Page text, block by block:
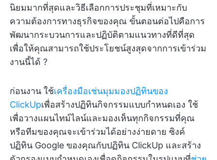
นิยมมากที่สุดและวิธีเลือกการประชุมที่เหมาะกับ
ความต้องการทางธุรกิจของคุณ ขั้นตอนต่อไปคือการ
พัฒนากระบวนการและปฏิบัติตามแนวทางที่ดีที่สุด
เพื่อให้คุณสามารถใช้ประโยชน์สูงสุดจากการเข้าร่วม
งานนี้ได้ ?
ก่อนงาน ใช้เครื่องมือเช่นมุมมองปฏิทินของ
ClickUpเพื่อสร้างปฏิทินกิจกรรมแบบกำหนดเอง ใช้
เพื่อวางแผนไทม์ไลน์และมองเห็นทุกกิจกรรมที่คุณ
หรือทีมของคุณจะเข้าร่วมได้อย่างง่ายดาย ซิงค์
ปฏิทิน Google ของคุณกับปฏิทิน ClickUp และสร้าง